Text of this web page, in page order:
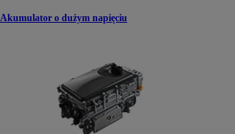
Akumulator o dużym napięciu